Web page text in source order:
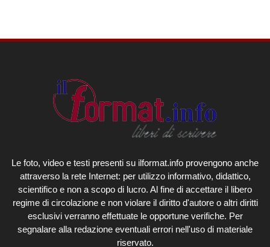
Le foto, video e testi presenti su ilformat.info provengono anche
attraverso la rete Internet: per utilizzo informativo, didattico,
scientifico e non a scopo di lucro. Al fine di accettare il libero
regime di circolazione e non violare il diritto d'autore o altri diritti
esclusivi verranno effettuate le opportune verifiche. Per
segnalare alla redazione eventuali errori nell'uso di materiale
riservato.